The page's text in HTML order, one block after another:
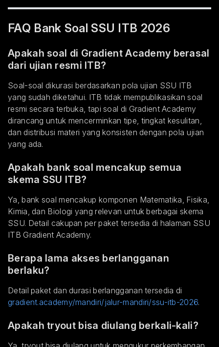
FAQ Bank Soal SSU ITB 2026
Apakah soal di Gradient Academy berasal
dari ujian resmi ITB?
Soal-soal dikurasi berdasarkan pola ujian SSU ITB
yang sudah diketahui. ITB tidak mempublikasikan soal
resmi secara terbuka, tapi soal di Gradient Academy
dirancang untuk mencerminkan tipe, tingkat kesulitan,
dan distribusi materi yang konsisten dengan pola ujian
yang ada.
Apakah bank soal mencakup semua
skema SSU ITB?
Ya, bank soal mencakup komponen Matematika, Fisika,
Kimia, dan Biologi yang relevan untuk berbagai skema
SSU. Detail cakupan per paket tersedia di halaman SSU
ITB Gradient Academy.
Berapa lama akses berlangganan
berlaku?
Detail paket dan durasi berlangganan tersedia di
gradient.academy/mandiri/jalur-mandiri/ssu-itb-2026.
Apakah tryout bisa diulang berkali-kali?